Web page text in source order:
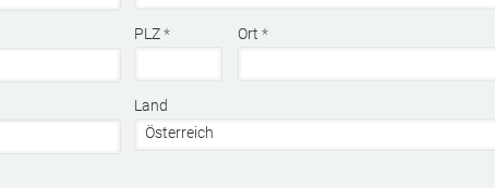
PLZ* Ort *
Land